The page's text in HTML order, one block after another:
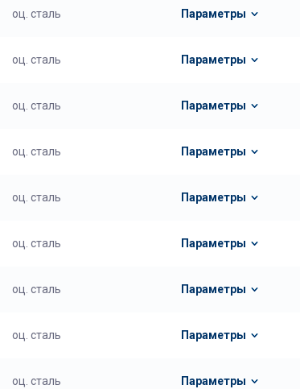
оц. сталь Параметры
оц. сталь Параметры
оц. сталь Параметры
оц. сталь Параметры
оц. сталь Параметры
оц. сталь Параметры
оц. сталь Параметры
оц. сталь Параметры
оц. сталь Параметры